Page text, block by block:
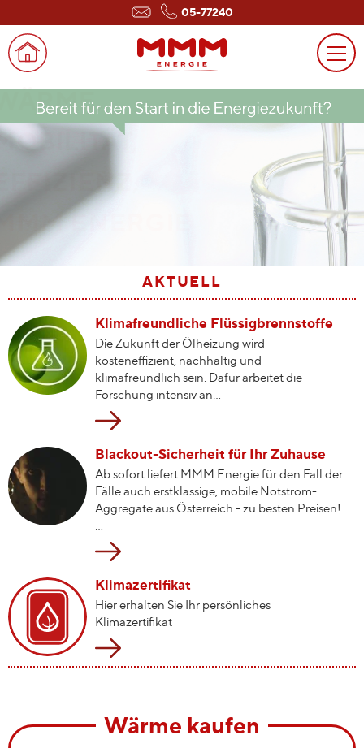
05-77240
Deutlich geringerer CO₂-Fußabdruck als
AKTUELL
Klimafreundliche Flüssigbrennstoffe
Die Zukunft der Ölheizung wird
kosteneffizient, nachhaltig und
klimafreundlich sein. Dafür arbeitet die
Forschung intensiv an...
Blackout-Sicherheit für Ihr Zuhause
Ab sofort liefert MMM Energie für den Fall der
Fälle auch erstklassige, mobile Notstrom-
Aggregate aus Österreich - zu besten Preisen!
Klimazertifikat
Hier erhalten Sie Ihr persönliches
Klimazertifikat
Wärme kaufen